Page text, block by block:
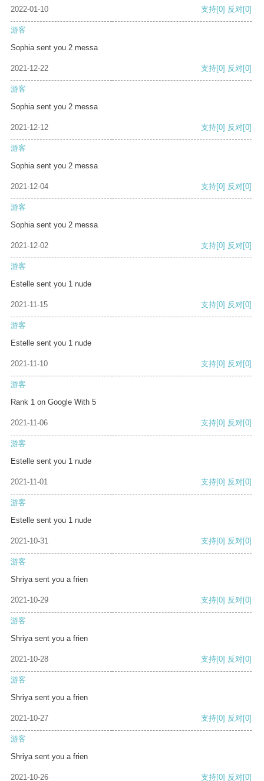
2022-01-10 支持[0] 反对[0]
游客
Sophia sent you 2 messa
2021-12-22 支持[0] 反对[0]
游客
Sophia sent you 2 messa
2021-12-12 支持[0] 反对[0]
游客
Sophia sent you 2 messa
2021-12-04 支持[0] 反对[0]
游客
Sophia sent you 2 messa
2021-12-02 支持[0] 反对[0]
游客
Estelle sent you 1 nude
2021-11-15 支持[0] 反对[0]
游客
Estelle sent you 1 nude
2021-11-10 支持[0] 反对[0]
游客
Rank 1 on Google With 5
2021-11-06 支持[0] 反对[0]
游客
Estelle sent you 1 nude
2021-11-01 支持[0] 反对[0]
游客
Estelle sent you 1 nude
2021-10-31 支持[0] 反对[0]
游客
Shriya sent you a frien
2021-10-29 支持[0] 反对[0]
游客
Shriya sent you a frien
2021-10-28 支持[0] 反对[0]
游客
Shriya sent you a frien
2021-10-27 支持[0] 反对[0]
游客
Shriya sent you a frien
2021-10-26 支持[0] 反对[0]